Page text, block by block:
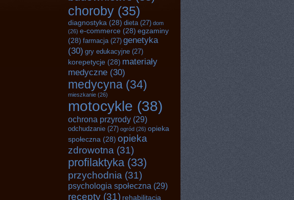
choroby (35)
diagnostyka (28) dieta(27) dom
(26) e-commerce (28) egzaminy
(28) farmacja(27) genetyka
(30) gry edukacyjne (27)
korepetycje (28) materiały
medyczne (30)
medycyna (34)
mieszkanie (26)
motocykle (38)
ochrona przyrody (29)
odchudzanie (27) ogród (26) opieka
społeczna (28) opieka
zdrowotna (31)
profilaktyka(33)
przychodnia (31)
psychologia społeczna (29)
recepty (31) rehabilitacja